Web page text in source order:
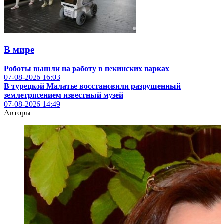
В мире
Роботы вышли на работу в пекинских парках
07-08-2026 16:03
В турецкой Малатье восстановили разрушенный
землетрясением известный музей
07-08-2026 14:49
Авторы